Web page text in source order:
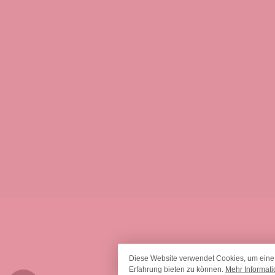
* Alle Preise inkl. gesetzl.
Diese Website verwendet Cookies, um
Erfahrung bieten zu können. Mehr